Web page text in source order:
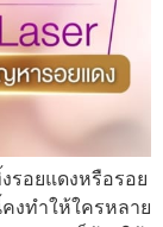
รอยแดงหรือรอย
งทำให้ใครหลาย